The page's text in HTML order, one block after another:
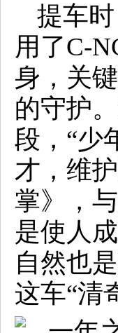
提车
用了C-
身，关
的守护
段，“少
才，维
掌》，
是使人
自然也
这车“清